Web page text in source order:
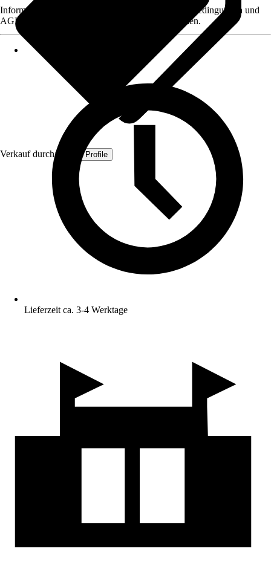
Verkauf durch: Quest Profile
Informationen des Verkäufers, wie z. B. Rückgabebedingungen und
AGB, finden Sie bei Klick auf den Verkäufernamen.
Lieferzeit ca. 3-4 Werktage